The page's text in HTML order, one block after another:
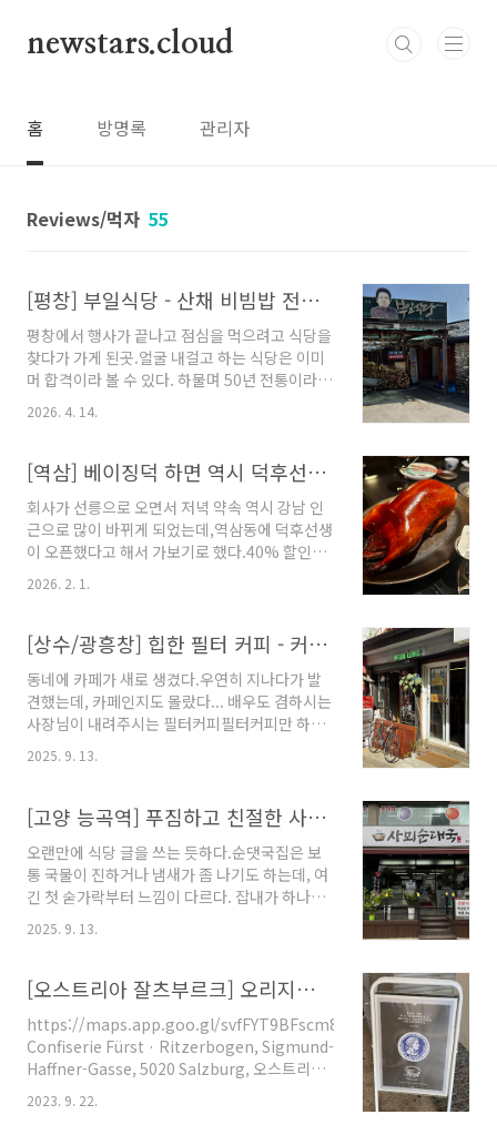
newstars.cloud
홈 방명록 관리자
Reviews/먹자 55
[평창] 부일식당 - 산채 비빔밥 전문점
평창에서 행사가 끝나고 점심을 먹으려고 식당을
찾다가 가게 된곳.얼굴 내걸고 하는 식당은 이미
머 합격이라 볼 수 있다. 하물며 50년 전통이라
니..입구 들어서자 마자보이는 어마어마한 블루
리본 과 유명한 강릉 오대쌀그리고 엄청난 크기
백반이고. 불고기를 하나 추가했는데, 보통 황태
수의 반찬들.집된장으로 한듯한 된장국두부조림
이 매우 맛있엇다.반찬 리필도 가능했던 또 가고
싶은집https://naver.me/58Nd5fW6 네이버
지도부일식당map.naver.com
2026. 4. 14.
[역삼] 베이징덕 하면 역시 덕후선생 강남점
회사가 선릉으로 오면서 저녁 약속 역시 강남 인
근으로 많이 바뀌게 되었는데,역삼동에 덕후선생
이 오픈했다고 해서 가보기로 했다.40% 할인은
못참지.포스코 타워 지하에 있었
다.https://naver.me/55PeU1z1 네이버지도
어두운 느낌이고, 일반 중식당 같은 분위기는 아
다.유명한 쯔란갈비좀 시끌시끌했지만, 4명정도
까진 갈만 할듯하다.룸도 있어보이긴 했는데, 예
약은 힘들듯...
2026. 2. 1.
[상수/광흥창] 힙한 필터 커피 - 커피양장
동네에 카페가 새로 생겼다.우연히 지나다가 발
견했는데, 카페인지도 몰랐다... 배우도 겸하시는
사장님이 내려주시는 필터커피필터커피만 하기
때문에 사람들이 많으면 오래걸릴 수 있으니 참
고!저녁엔 술도 파신다고 한다.일정은 인스타에
피 양장 인스타 :
https://www.instagram.com/western_clothes83/https://
네이버 지도커피양장 WESTERN
CLOTHESmap.naver.com
2025. 9. 13.
[고양 능곡역] 푸짐하고 친절한 사뫼순대국
오랜만에 식당 글을 쓰는 듯하다.순댓국집은 보
통 국물이 진하거나 냄새가 좀 나기도 하는데, 여
긴 첫 숟가락부터 느낌이 다르다. 잡내가 하나도
속이 깨끗해지는 기분이랄까.능곡역 맛집들이 대
트 단지 사이에 숨어 있다. 그래서 그런지 동네 사
람들만 아는 숨은 맛집 같은 분위기가 난다.국물
만 나오는 게 아니라, 서비스로 순대랑 내장을 따
로 내어주는 것도 인상적이다. 그냥 덤으로 주는
수준이 아니라, 새우젓 살짝 찍어 먹으면 따로 한
접시 주문한 것처럼 만족스럽다. 깔끔한 편육 반
2025. 9. 13.
[오스트리아 잘츠부르크] 오리지널 모차르트 초콜렛 쿠겔 - Fürst
https://maps.app.goo.gl/svfFYT9BFscm8Q5z8
Confiserie Fürst · Ritzerbogen, Sigmund-
Haffner-Gasse, 5020 Salzburg, 오스트리아
리아 잘츠부르크는 모차르트의 도시답게 모차르
2023. 9. 22.